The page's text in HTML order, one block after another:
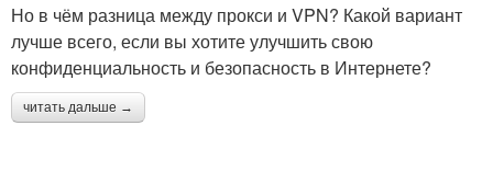
Но в чём разница между прокси и VPN? Какой вариант
лучше всего, если вы хотите улучшить свою
конфиденциальность и безопасность в Интернете?
читать дальше →